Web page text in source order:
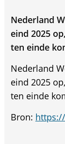
Nederland
eind 2025
ten einde
Nederland
eind 2025
ten einde
Bron: